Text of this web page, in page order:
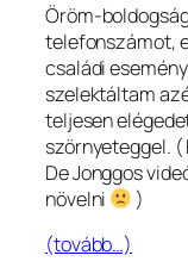
Öröm-
telefonszámot,
családi
szelektáltam
teljesen
szörnyeteggel.
De Jonggos
növelni
)
(tovább…)